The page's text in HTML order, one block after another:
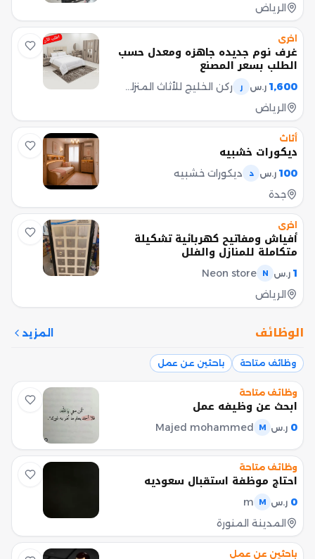
الرياض
اخرى
غرف نوم جديده جاهزه ومعدل حسب
الطلب بسعر المصنع
1,600 ر.س ر
ركن الخليج للأثاث المنزلي مبيعات
الرياض
أثاث
ديكورات خشبيه
100 ر.س د
ديكورات خشبيه
جدة
اخرى
أفياش ومفاتيح كهربائية تشكيلة
متكاملة للمنازل والفلل
1 ر.س N
Neon store
الرياض
الوظائف المزيد
وظائف متاحة باحثين عن عمل
وظائف متاحة
ابحث عن وظيفه عمل
0 ر.س M
Majed mohammed
وظائف متاحة
احتاج موظفة استقبال سعوديه
0 ر.س M
m
المدينة المنورة
باحثين عن عمل